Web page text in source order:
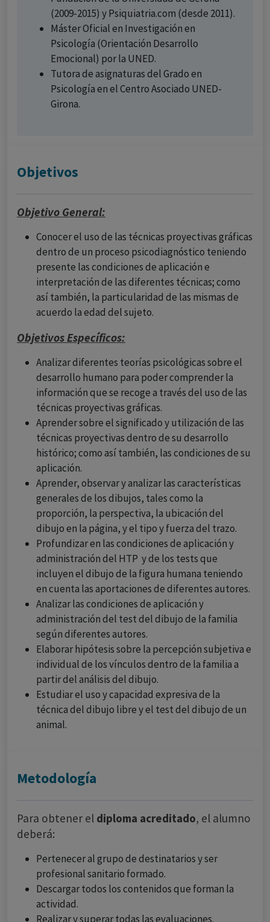
(2009-2015) y Psiquiatria.com (desde 2011).
Máster Oficial en Investigación en
Psicología (Orientación Desarrollo
Emocional) por la UNED.
Tutora de asignaturas del Grado en
Psicología en el Centro Asociado UNED-
Girona.
Objetivos
Objetivo General:
Conocer el uso de las técnicas proyectivas gráficas
dentro de un proceso psicodiagnóstico teniendo
presente las condiciones de aplicación e
interpretación de las diferentes técnicas; como
así también, la particularidad de las mismas de
acuerdo la edad del sujeto.
Objetivos Específicos:
Analizar diferentes teorías psicológicas sobre el
desarrollo humano para poder comprender la
información que se recoge a través del uso de las
técnicas proyectivas gráficas.
Aprender sobre el significado y utilización de las
técnicas proyectivas dentro de su desarrollo
histórico; como así también, las condiciones de su
aplicación.
Aprender, observar y analizar las características
generales de los dibujos, tales como la
proporción, la perspectiva, la ubicación del
dibujo en la página, y el tipo y fuerza del trazo.
Profundizar en las condiciones de aplicación y
administración del HTP y de los tests que
incluyen el dibujo de la figura humana teniendo
en cuenta las aportaciones de diferentes autores.
Analizar las condiciones de aplicación y
administración del test del dibujo de la familia
según diferentes autores.
Elaborar hipótesis sobre la percepción subjetiva e
individual de los vínculos dentro de la familia a
partir del análisis del dibujo.
Estudiar el uso y capacidad expresiva de la
técnica del dibujo libre y el test del dibujo de un
animal.
Metodología
Para obtener el diploma acreditado, el alumno
deberá:
Pertenecer al grupo de destinatarios y ser
profesional sanitario formado.
Descargar todos los contenidos que forman la
actividad.
Realizar y superar todas las evaluaciones.